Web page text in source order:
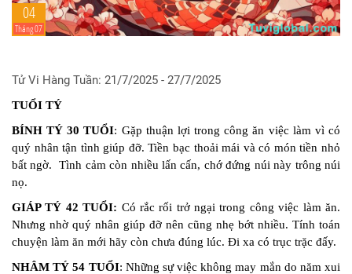
04
Tháng 07
Tử Vi Hàng Tuần: 21/7/2025 - 27/7/2025
TUỔI TÝ
BÍNH TÝ 30 TUỔI: Gặp thuận lợi trong công ăn việc làm vì có
quý nhân tận tình giúp đỡ. Tiền bạc thoải mái và có món tiền nhỏ
bất ngờ. Tình cảm còn nhiều lấn cấn, chớ đứng núi này trông núi
nọ.
GIÁP TÝ 42 TUỔI: Có rắc rối trở ngại trong công việc làm ăn.
Nhưng nhờ quý nhân giúp đỡ nên cũng nhẹ bớt nhiều. Tính toán
chuyện làm ăn mới hãy còn chưa đúng lúc. Đi xa có trục trặc đấy.
NHÂM TÝ 54 TUỔI: Những sự việc không may mắn do năm xui